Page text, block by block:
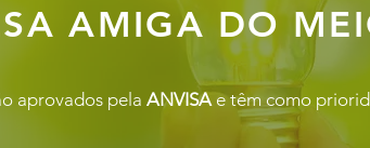
AMIGA DO
aprovados pela ANVISAe têm como